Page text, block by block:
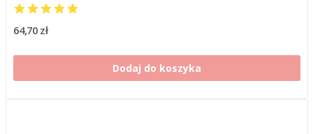
64,70 zł
Dodaj do koszyka